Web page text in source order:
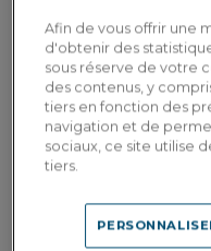
Livraison sur-
Estimer mes frais de
Afin de vous offrir une
d'obtenir des
sous réserve de votre
des contenus, y
tiers en fonction des
navigation et de
sociaux, ce site utilise
tiers.